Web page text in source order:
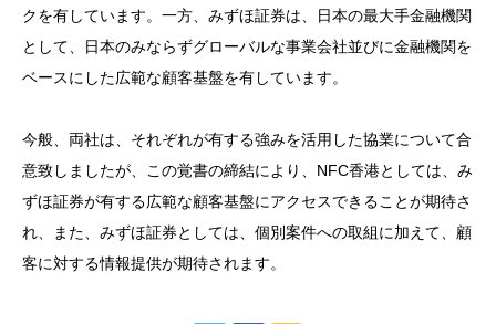
クを有しています。一方、みずほ証券は、日本の最大手金融機関
として、日本のみならずグローバルな事業会社並びに金融機関を
ベースにした広範な顧客基盤を有しています。
今般、両社は、それぞれが有する強みを活用した協業について合
意致しましたが、この覚書の締結により、NFC香港としては、み
ずほ証券が有する広範な顧客基盤にアクセスできることが期待さ
れ、また、みずほ証券としては、個別案件への取組に加えて、顧
客に対する情報提供が期待されます。